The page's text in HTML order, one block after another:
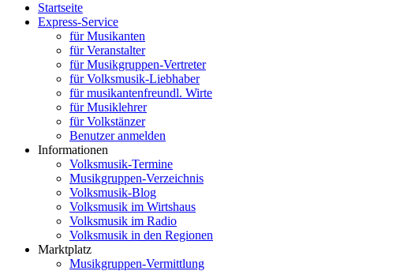
Startseite
Express-Service
für Musikanten
für Veranstalter
für Musikgruppen-Vertreter
für Volksmusik-Liebhaber
für musikantenfreundl. Wirte
für Musiklehrer
für Volkstänzer
Benutzer anmelden
Informationen
Volksmusik-Termine
Musikgruppen-Verzeichnis
Volksmusik-Blog
Volksmusik im Wirtshaus
Volksmusik im Radio
Volksmusik in den Regionen
Marktplatz
Musikgruppen-Vermittlung